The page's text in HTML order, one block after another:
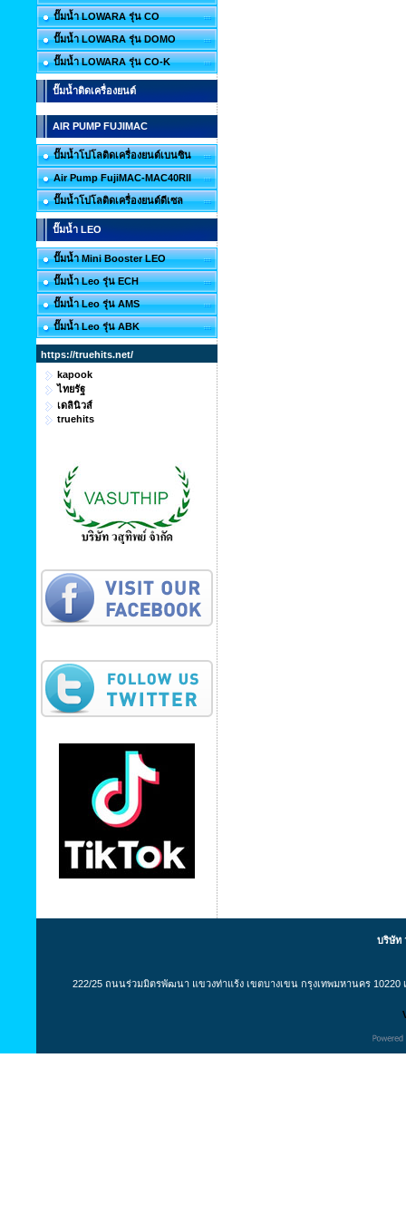
ปั๊มน้ำ LOWARA รุ่น CO
ปั๊มน้ำ LOWARA รุ่น DOMO
ปั๊มน้ำ LOWARA รุ่น CO-K
ปั๊มน้ำติดเครื่องยนต์
AIR PUMP FUJIMAC
ปั๊มน้ำโปโลติดเครื่องยนต์เบนซิน
Air Pump FujiMAC-MAC40RII
ปั๊มน้ำโปโลติดเครื่องยนต์ดีเซล
ปั๊มน้ำ LEO
ปั๊มน้ำ Mini Booster LEO
ปั๊มน้ำ Leo รุ่น ECH
ปั๊มน้ำ Leo รุ่น AMS
ปั๊มน้ำ Leo รุ่น ABK
https://truehits.net/
kapook
ไทยรัฐ
เดลินิวส์
truehits
บริษัท
222/25 ถนนร่วมมิตรพัฒนา แขวงท่าแร้ง เขตบางเขน กรุงเทพมหานคร 10220